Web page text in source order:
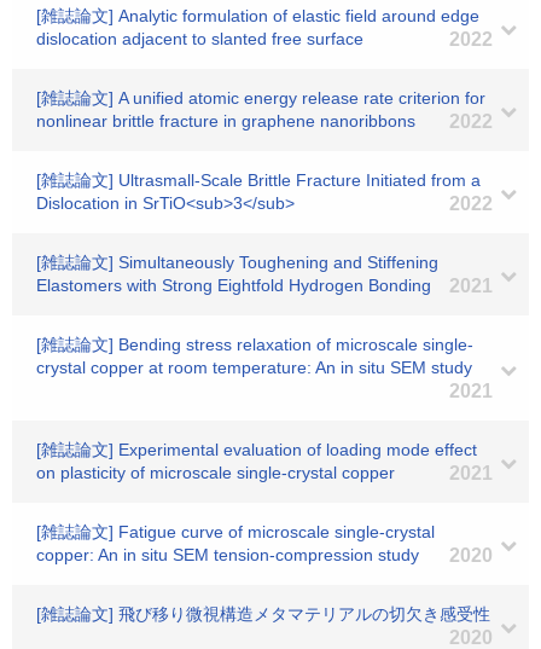
[雑誌論文] Analytic formulation of elastic field around edge
dislocation adjacent to slanted free surface
2022
[雑誌論文] A unified atomic energy release rate criterion for
nonlinear brittle fracture in graphene nanoribbons
2022
[雑誌論文] Ultrasmall-Scale Brittle Fracture Initiated from a
Dislocation in SrTiO<sub>3</sub>
2022
[雑誌論文] Simultaneously Toughening and Stiffening
Elastomers with Strong Eightfold Hydrogen Bonding
2021
[雑誌論文] Bending stress relaxation of microscale single-
crystal copper at room temperature: An in situ SEM study
2021
[雑誌論文] Experimental evaluation of loading mode effect
on plasticity of microscale single-crystal copper
2021
[雑誌論文] Fatigue curve of microscale single-crystal
copper: An in situ SEM tension-compression study
2020
[雑誌論文] 飛び移り微視構造メタマテリアルの切欠き感受性
2020